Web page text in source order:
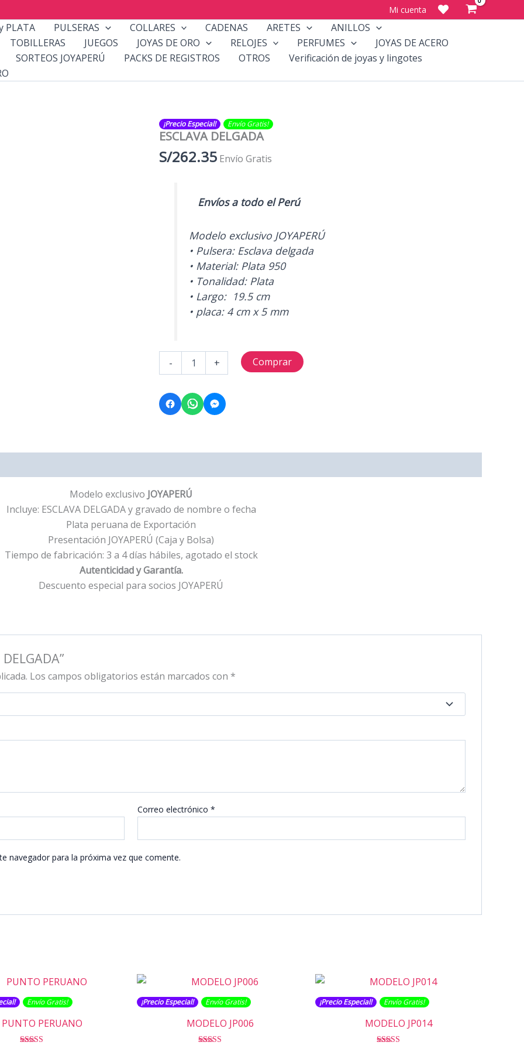
Mi cuenta
PLATA PULSERAS COLLARES CADENAS ARETES
ANILLOS
TOBILLERAS JUEGOS JOYAS DE ORO RELOJES PERFUMES
JOYAS DE ACERO
SORTEOS JOYAPERÚ PACKS DE REGISTROS OTROS
Verificación de joyas y lingotes
¡Precio Especial! Envío Gratis​​​!
ESCLAVA DELGADA
S/262.35 Envío Gratis
Envíos a todo elPerú
Modelo exclusivo JOYAPERÚ
• Pulsera: Esclava delgada
• Material: Plata 950
• Tonalidad: Plata
• Largo: 19.5 cm
• placa: 4 cm x 5 mm
-
DELGADA
+ Comprar
Modelo exclusivo JOYAPERÚ
Incluye: ESCLAVA DELGADA y gravado de nombre o fecha
Plata peruana de Exportación
Presentación JOYAPERÚ (Caja y Bolsa)
Tiempo de fabricación: 3 a 4 días hábiles, agotado el stock
Autenticidad y Garantía.
Descuento especial para socios JOYAPERÚ
Los campos obligatorios están marcados con *
Correo electrónico*
navegador para la próxima vez que comente.
Envío Gratis​​​!
PUNTO PERUANO
¡Precio Especial! Envío Gratis​​​!
MODELO JP006
¡Precio Especial! Envío Gratis​​​!
MODELO JP014